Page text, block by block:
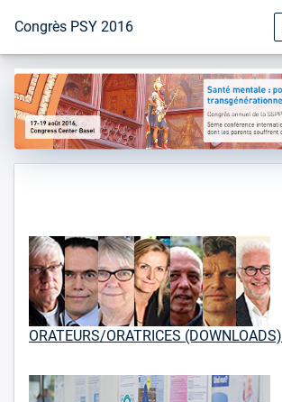
Vers la page d'accueil
Congrès PSY 2016
ORATEURS/ORATRICES (DOWNLOADS)